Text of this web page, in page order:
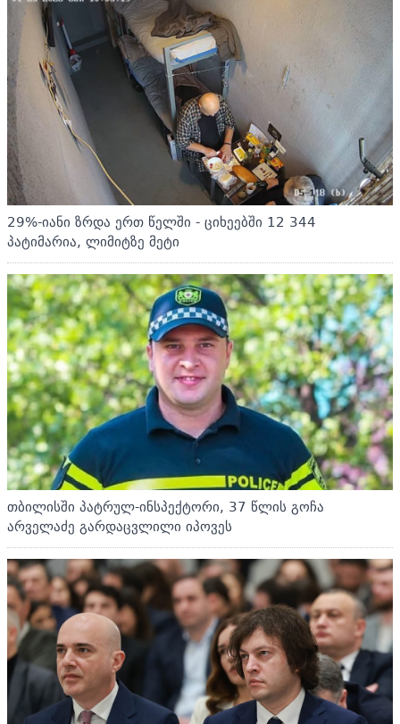
29%-იანი ზრდა ერთ წელში - ციხეებში 12 344
პატიმარია, ლიმიტზე მეტი
თბილისში პატრულ-ინსპექტორი, 37 წლის გოჩა
არველაძე გარდაცვლილი იპოვეს